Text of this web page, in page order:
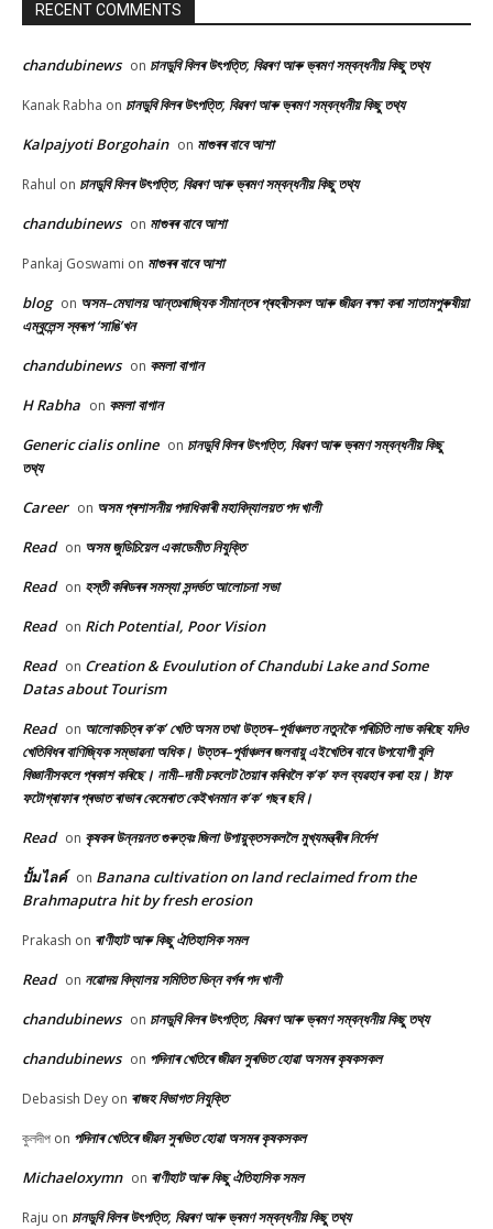
RECENT COMMENTS
chandubinews on চানডুবি বিলৰ উৎপত্তি, বিৱৰণ আৰু ভ্ৰমণ সম্বন্ধনীয় কিছু তথ্য
Kanak Rabha on চানডুবি বিলৰ উৎপত্তি, বিৱৰণ আৰু ভ্ৰমণ সম্বন্ধনীয় কিছু তথ্য
Kalpajyoti Borgohain on মাগুৰৰ বাবে আশা
Rahul on চানডুবি বিলৰ উৎপত্তি, বিৱৰণ আৰু ভ্ৰমণ সম্বন্ধনীয় কিছু তথ্য
chandubinews on মাগুৰৰ বাবে আশা
Pankaj Goswami on মাগুৰৰ বাবে আশা
blog on অসম–মেঘালয় আন্তঃৰাজ্যিক সীমান্তৰ প্ৰহৰীসকল আৰু জীৱন ৰক্ষা কৰা সাতামপুৰুষীয়া
এম্বুলেন্স স্বৰূপ ‘সাঙি’খন
chandubinews on কমলা বাগান
H Rabha on কমলা বাগান
Generic cialis online on চানডুবি বিলৰ উৎপত্তি, বিৱৰণ আৰু ভ্ৰমণ সম্বন্ধনীয় কিছু
তথ্য
Career on অসম প্ৰশাসনীয় পদাধিকাৰী মহাবিদ্যালয়ত পদ খালী
Read on অসম জুডিচিয়েল একাডেমীত নিযুক্তি
Read on হস্তী কৰিডৰৰ সমস্যা সন্দৰ্ভত আলোচনা সভা
Read on Rich Potential, Poor Vision
Read on Creation & Evoulution of Chandubi Lake and Some
Datas about Tourism
Read on আলোকচিত্ৰ ক’ক’ খেতি অসম তথা উত্তৰ–পূৰ্বাঞ্চলত নতুনকৈ পৰিচিতি লাভ কৰিছে যদিও
খেতিবিধৰ বাণিজ্যিক সম্ভাৱনা অধিক। উত্তৰ–পূৰ্বাঞ্চলৰ জলবায়ু এইখেতিৰ বাবে উপযোগী বুলি
বিজ্ঞানীসকলে প্ৰকাশ কৰিছে। নামী–দামী চকলেট তৈয়াৰ কৰিবলৈ ক’ক’ ফল ব্যৱহাৰ কৰা হয়। ষ্টাফ
ফটোগ্ৰাফাৰ প্ৰভাত ৰাভাৰ কেমেৰাত কেইখনমান ক’ক’ গছৰ ছবি।
Read on কৃষকৰ উন্নয়নত গুৰুত্বঃ জিলা উপায়ুক্তসকললৈ মুখ্যমন্ত্ৰীৰ নিৰ্দেশ
ปั้มไลค์ on Banana cultivation on land reclaimed from the
Brahmaputra hit by fresh erosion
Prakash on ৰাণীহাট আৰু কিছু ঐতিহাসিক সমল
Read on নৱোদয় বিদ্যালয় সমিতিত ভিন্ন বৰ্গৰ পদ খালী
chandubinews on চানডুবি বিলৰ উৎপত্তি, বিৱৰণ আৰু ভ্ৰমণ সম্বন্ধনীয় কিছু তথ্য
chandubinews on পদিনাৰ খেতিৰে জীৱন সুৰভিত হোৱা অসমৰ কৃষকসকল
Debasish Dey on ৰাজহ বিভাগত নিযুক্তি
কুলদীপ on পদিনাৰ খেতিৰে জীৱন সুৰভিত হোৱা অসমৰ কৃষকসকল
Michaeloxymn on ৰাণীহাট আৰু কিছু ঐতিহাসিক সমল
Raju on চানডুবি বিলৰ উৎপত্তি, বিৱৰণ আৰু ভ্ৰমণ সম্বন্ধনীয় কিছু তথ্য